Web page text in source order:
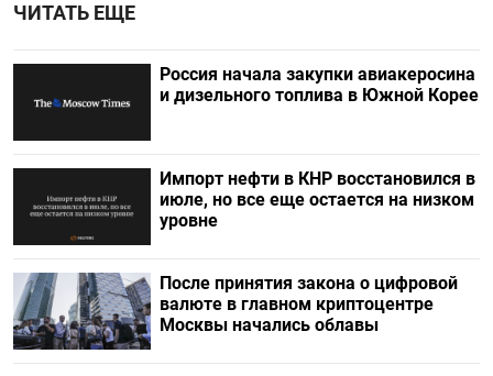
ЧИТАТЬ ЕЩЕ
Россия начала закупки авиакеросина
и дизельного топлива в Южной Корее
Импорт нефти в КНР восстановился в
июле, но все еще остается на низком
уровне
После принятия закона о цифровой
валюте в главном криптоцентре
Москвы начались облавы